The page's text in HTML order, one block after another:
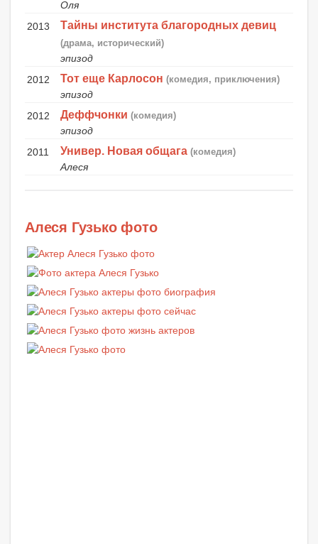
Оля
2013
Тайны института благородных девиц
(драма, исторический)
эпизод
2012
Тот еще Карлосон (комедия, приключения)
эпизод
2012
Деффчонки (комедия)
эпизод
2011
Универ. Новая общага (комедия)
Алеся
Алеся Гузько фото